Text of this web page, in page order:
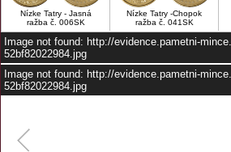
Nízke Tatry - Jasná
ražba č. 006SK
Nízke Tatry -Chopok
ražba č. 041SK
Image not found: http://evidence.pametni-
52bf82022984.jpg
Image not found: http://evidence.pametni-
52bf82022984.jpg